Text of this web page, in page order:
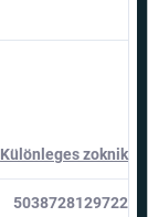
Különleges zoknik
5038728129722